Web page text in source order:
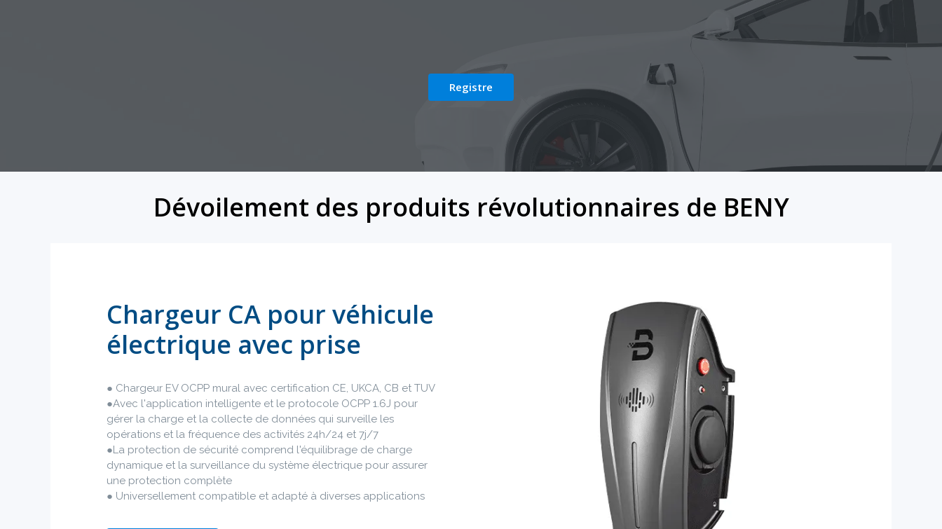
Registre
Dévoilement des produits révolutionnaires de BENY
Chargeur CA pour véhicule
électrique avec prise
● Chargeur EV OCPP mural avec certification CE, UKCA, CB et TUV
●Avec l'application intelligente et le protocole OCPP 1.6J pour
gérer la charge et la collecte de données qui surveille les
opérations et la fréquence des activités 24h/24 et 7j/7
●La protection de sécurité comprend l'équilibrage de charge
dynamique et la surveillance du système électrique pour assurer
une protection complète
● Universellement compatible et adapté à diverses applications